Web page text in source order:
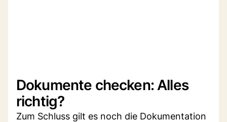
Dokumente checken: Alles
richtig?
Zum Schluss gilt es noch die Dokumentation